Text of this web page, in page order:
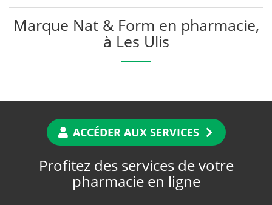
Marque Nat & Form en pharmacie,
à Les Ulis
ACCÉDER AUX SERVICES
Profitez des services de votre
pharmacie en ligne